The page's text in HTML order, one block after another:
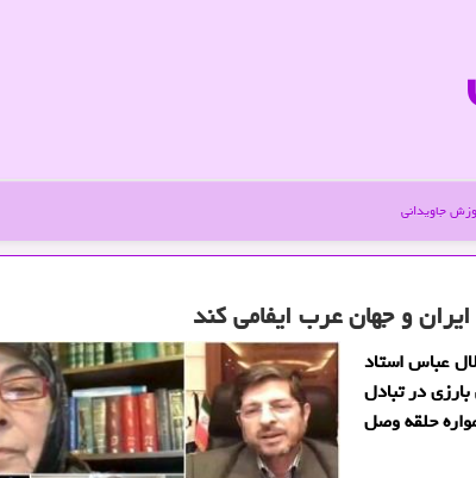
جاویدانی
و جهان عرب ایفامی كند
عباس استاد
در تبادل
حلقه وصل